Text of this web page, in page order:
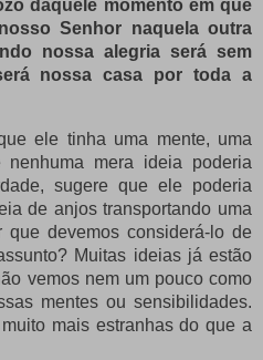
daquele momento em que
Senhor naquela outra
nossa alegria será sem
nossa casa por toda a
ele tinha uma mente, uma
mera ideia poderia
sugere que ele poderia
de anjos transportando uma
devemos considerá-lo de
Muitas ideias já estão
vemos nem um pouco como
mentes ou sensibilidades.
mais estranhas do que a